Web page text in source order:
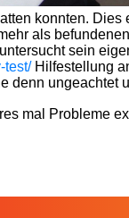
konnten.
als
sein
test/Hilfestellung
denn
mal Probleme